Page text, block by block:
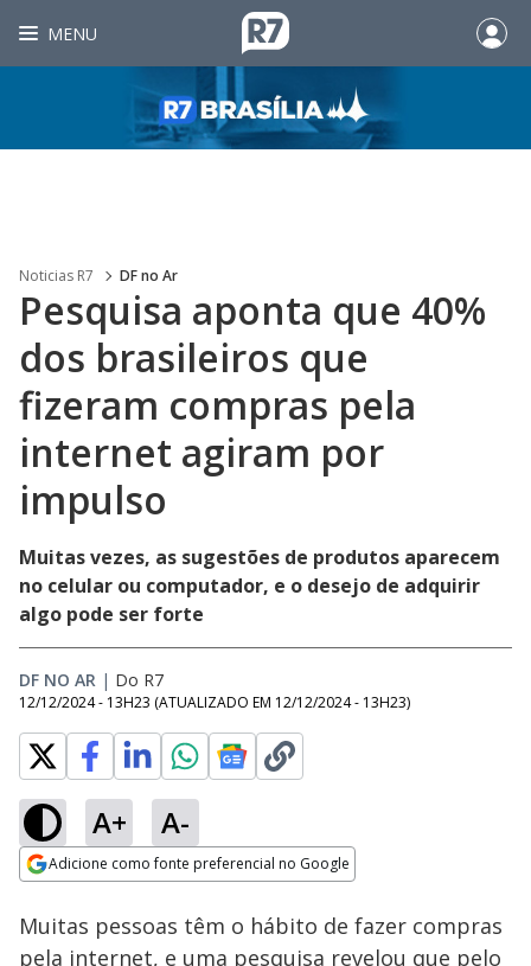
MENU
Noticias R7 DF no Ar
Pesquisa aponta que 40%
dos brasileiros que
fizeram compras pela
internet agiram por
impulso
Muitas vezes, as sugestões de produtos aparecem
no celular ou computador, e o desejo de adquirir
algo pode ser forte
DF NO AR | Do R7
12/12/2024 - 13H23 (ATUALIZADO EM 12/12/2024 - 13H23)
A+ A-
Adicione como fonte preferencial no Google
Ativar
Loaded
22.19%
Muitas pessoas têm o hábito de fazer compras
pela internet, e uma pesquisa revelou que pelo